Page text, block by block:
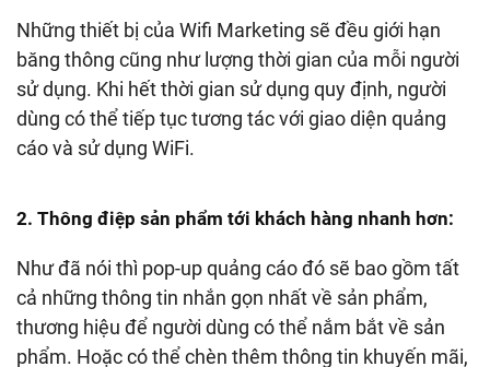
Những thiết bị của Wifi Marketing sẽ đều giới hạn
băng thông cũng như lượng thời gian của mỗi người
sử dụng. Khi hết thời gian sử dụng quy định, người
dùng có thể tiếp tục tương tác với giao diện quảng
cáo và sử dụng WiFi.
2. Thông điệp sản phẩm tới khách hàng nhanh hơn:
Như đã nói thì pop-up quảng cáo đó sẽ bao gồm tất
cả những thông tin nhắn gọn nhất về sản phẩm,
thương hiệu để người dùng có thể nắm bắt về sản
phẩm. Hoặc có thể chèn thêm thông tin khuyến mãi,